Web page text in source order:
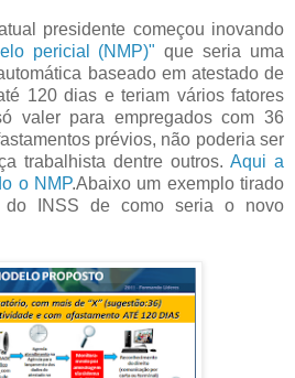
presidente começou inovando
pericial (NMP)" que seria uma
baseado em atestado de
120 dias e teriam vários fatores
valer para empregados com 36
prévios, não poderia ser
trabalhista dentre outros. Aqui a
o NMP.Abaixo um exemplo tirado
do INSS de como seria o novo